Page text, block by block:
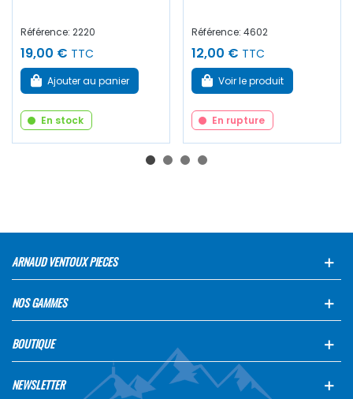
Référence: 2220
19,00 € TTC
Ajouter au panier
En stock
Référence: 4602
12,00 € TTC
Voir le produit
En rupture
ARNAUD VENTOUX PIECES
NOS GAMMES
BOUTIQUE
NEWSLETTER